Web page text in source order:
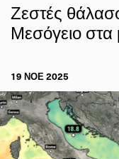
Ζεστές
Μεσόγειο
19 ΝΟΕ 2025